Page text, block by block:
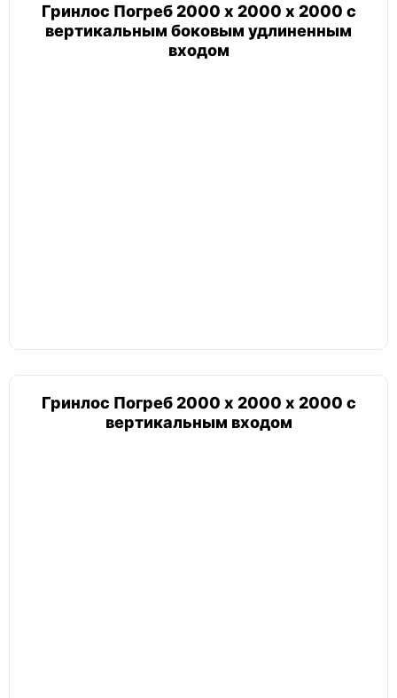
Гринлос Погреб 2000 х 2000 х 2000 с
вертикальным боковым удлиненным
входом
Гринлос Погреб 2000 х 2000 х 2000 с
вертикальным входом